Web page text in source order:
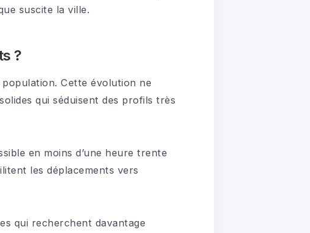
suscite la ville.
?
Cette évolution ne
qui séduisent des profils très
en moins d’une heure trente
les déplacements vers
qui recherchent davantage